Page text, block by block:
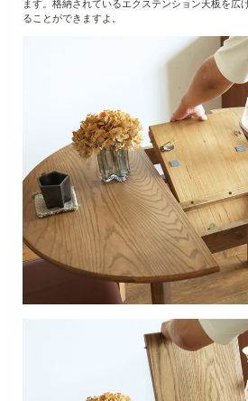
ます。格納されているエクステンション天板を広
ることができますよ。